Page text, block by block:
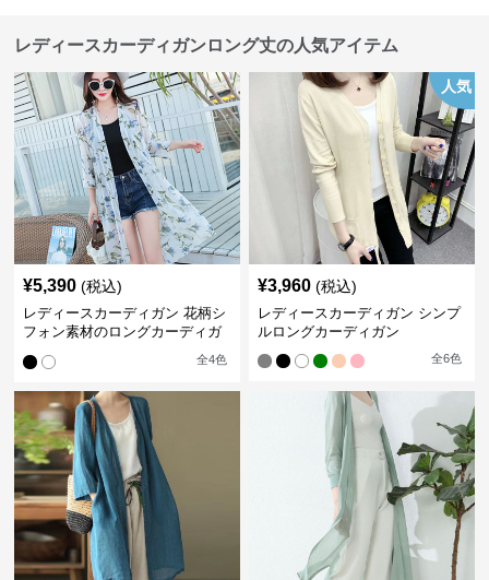
レディースカーディガンロング丈の人気アイテム
¥5,390 (税込)
レディースカーディガン 花柄シ
フォン素材のロングカーディガ
全4色
人気
¥3,960 (税込)
レディースカーディガン シンプ
ルロングカーディガン
全6色